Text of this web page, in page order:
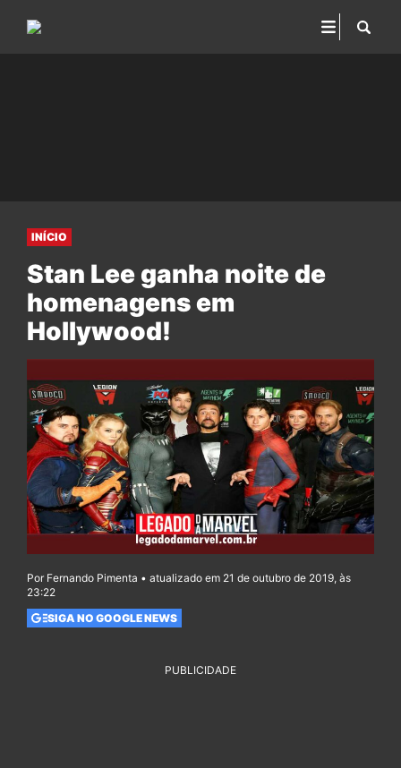
INÍCIO
Stan Lee ganha noite de
homenagens em
Hollywood!
Por Fernando Pimenta • atualizado em 21 de outubro de 2019, às
23:22
SIGA NO GOOGLE NEWS
PUBLICIDADE